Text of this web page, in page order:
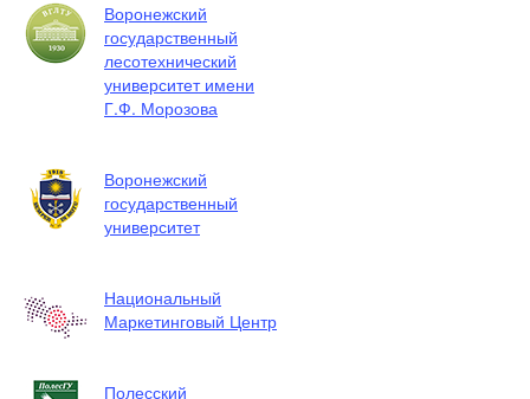
Воронежский
государственный
лесотехнический
университет имени
Г.Ф. Морозова
Воронежский
государственный
университет
Национальный
Маркетинговый Центр
Полесский